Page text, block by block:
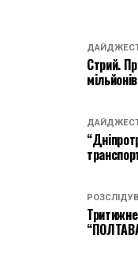
Стрий.
мільйонів